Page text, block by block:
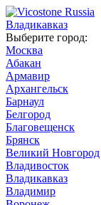
Владикавказ
Выберите город:
Москва
Абакан
Армавир
Архангельск
Барнаул
Белгород
Благовещенск
Брянск
Великий Новгород
Владивосток
Владикавказ
Владимир